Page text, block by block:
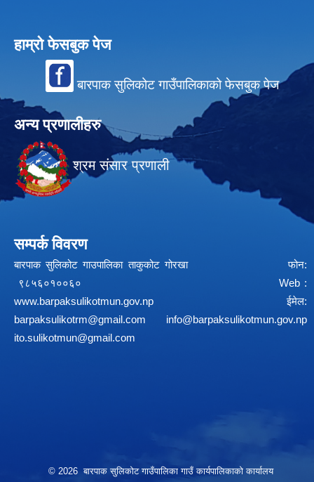
हाम्रो फेसबुक पेज
बारपाक सुलिकोट गाउँपालिकाको फेसबुक पेज
अन्य प्रणालीहरु
श्रम संसार प्रणाली
सम्पर्क विवरण
बारपाक सुलिकोट गाउपालिका ताकुकोट गोरखा फोन:
९८५६०१००६० Web :
www.barpaksulikotmun.gov.np
ईमेल:
barpaksulikotrm@gmail.com
info@barpaksulikotmun.gov.np
ito.sulikotmun@gmail.com
© 2026 बारपाक सुलिकोट गाउँपालिका गाउँ कार्यपालिकाको कार्यालय